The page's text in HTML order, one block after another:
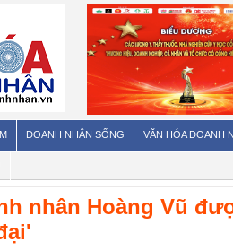
DOANH NHÂN SỐNG VĂN HÓA DOANH
nhân Hoàng Vũ